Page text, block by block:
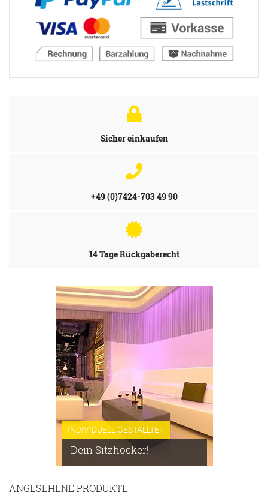
Sicher einkaufen
+49 (0)7424-703 49 90
14 Tage Rückgaberecht
INDIVIDUELL GESTALLTET
Dein Sitzhocker!
ANGESEHENE PRODUKTE